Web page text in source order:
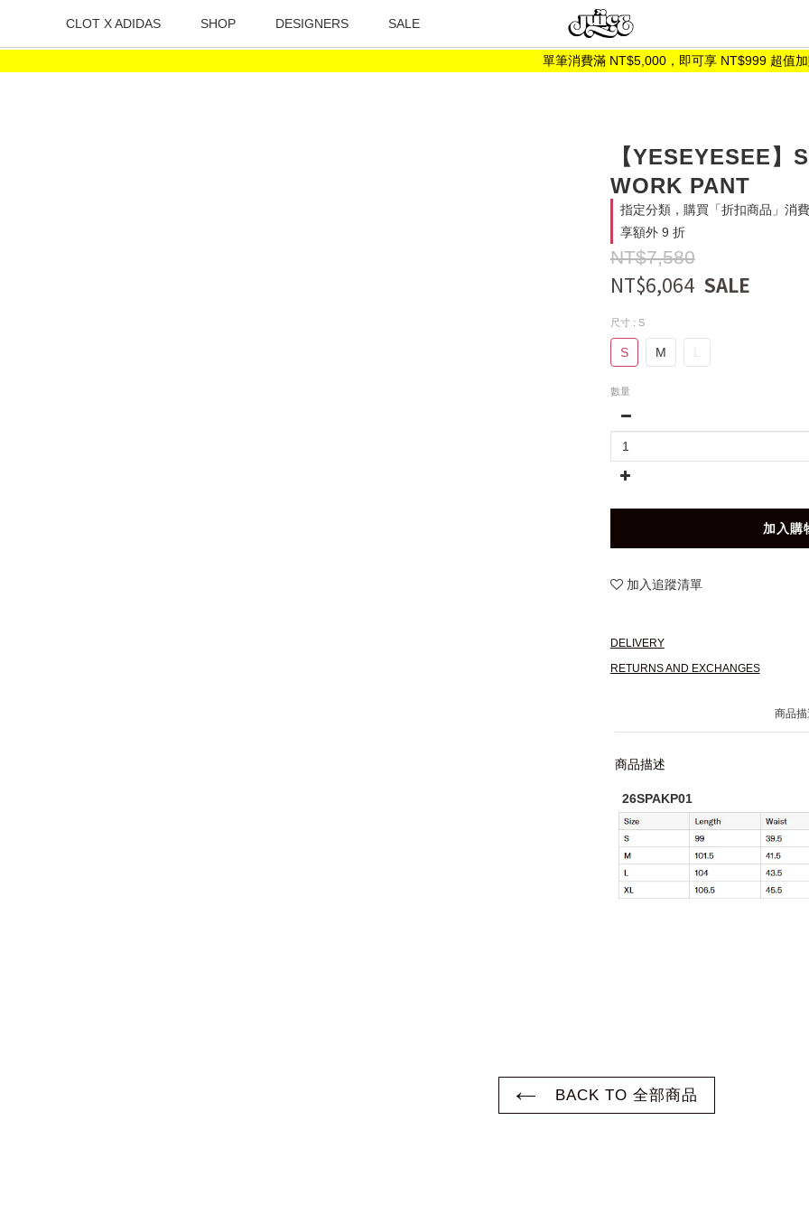
單筆消費滿 NT$5,000，即可享 NT$999 超值加購
CLOT X ADIDAS SHOP DESIGNERS SALE
【YESEYESEE】
WORK PANT
指定分類，購買「折扣商品」消
享額外 9 折
NT$7,580
NT$6,064
尺寸 : S
S M
數量
加入購
加入追蹤清單
DELIVERY
RETURNS AND EXCHANGES
商品
商品描述
26SPAKP01
BACK TO 全部商品